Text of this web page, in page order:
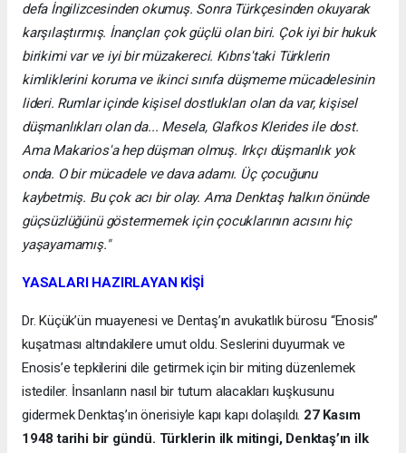
defa İngilizcesinden okumuş. Sonra Türkçesinden okuyarak
karşılaştırmış. İnançları çok güçlü olan biri. Çok iyi bir hukuk
birikimi var ve iyi bir müzakereci. Kıbrıs'taki Türklerin
kimliklerini koruma ve ikinci sınıfa düşmeme mücadelesinin
lideri. Rumlar içinde kişisel dostlukları olan da var, kişisel
düşmanlıkları olan da... Mesela, Glafkos Klerides ile dost.
Ama Makarios'a hep düşman olmuş. Irkçı düşmanlık yok
onda. O bir mücadele ve dava adamı. Üç çocuğunu
kaybetmiş. Bu çok acı bir olay. Ama Denktaş halkın önünde
güçsüzlüğünü göstermemek için çocuklarının acısını hiç
yaşayamamış."
YASALARI HAZIRLAYAN KİŞİ
Dr. Küçük’ün muayenesi ve Dentaş’ın avukatlık bürosu “Enosis”
kuşatması altındakilere umut oldu. Seslerini duyurmak ve
Enosis’e tepkilerini dile getirmek için bir miting düzenlemek
istediler. İnsanların nasıl bir tutum alacakları kuşkusunu
gidermek Denktaş’ın önerisiyle kapı kapı dolaşıldı. 27 Kasım
1948 tarihi bir gündü. Türklerin ilk mitingi, Denktaş’ın ilk